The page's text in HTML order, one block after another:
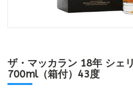
ザ・マッカラン 18年 シェ
700ml（箱付）43度